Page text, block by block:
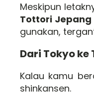
Meskipun
Tottori Jepang
gunakan,
Dari Tokyo ke
Kalau kamu
shinkansen.